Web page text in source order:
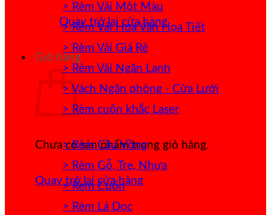
Quay trở lại cửa hàng
Giỏ hàng
Chưa có sản phẩm trong giỏ hàng.
Quay trở lại cửa hàng
> Rèm Vải Một Màu
> Rèm Vải Hoa Văn Họa Tiết
> Rèm Vải Giá Rẻ
> Rèm Vải Ngăn Lạnh
> Vách Ngăn phòng - Cửa Lưới
> Rèm cuốn khắc Laser
> Rèm Cầu Vồng
> Rèm Gỗ, Tre, Nhựa
> Rèm Cuốn
> Rèm Lá Dọc